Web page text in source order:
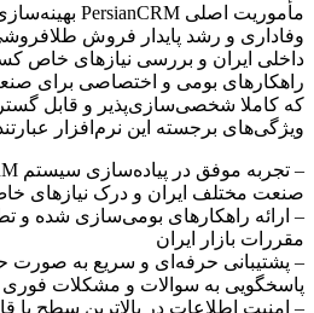
مأموریت اصلی PersianCRM بهینه‌سازی
وفاداری و رشد پایدار فروش
داخلی ایران و بررسی نیازهای خاص
راهکارهای بومی و اختصاصی برای
که کاملا شخصی‌سازی‌پذیر و قابل
ویژگی‌های برجسته این نرم‌افزار
صنعت مختلف ایران و درک نیازهای
– ارائه راهکارهای بومی‌سازی شده و
مقررات بازار ایران
– پشتیبانی حرفه‌ای و سریع به
پاسخگویی به سوالات و مشکلات فوری
– امنیت اطلاعات در بالاترین سطح